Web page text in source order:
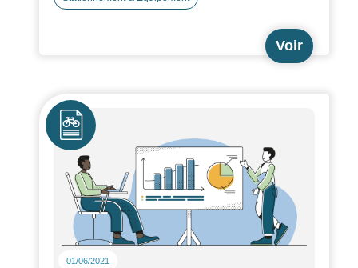
Vous trouverez les principaux critères à prendre en
configuration des emplacements, mais également
Voir
Icône
01/06/2021